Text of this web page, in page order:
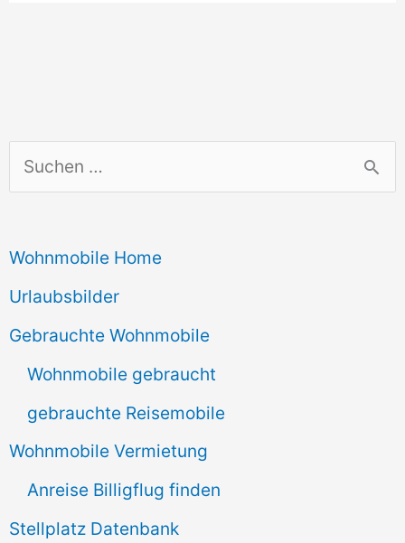
u
h
e
n
Wohnmobile Home
Urlaubsbilder
Gebrauchte Wohnmobile
Wohnmobile gebraucht
gebrauchte Reisemobile
Wohnmobile Vermietung
Anreise Billigflug finden
Stellplatz Datenbank